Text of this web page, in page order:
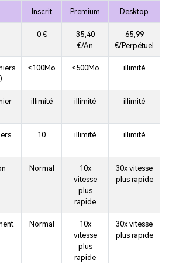
Inscrit Premium Desktop
0 €
35,40
€/An
65,99
€/Perpétuel
<100Mo <500Mo illimité
illimité illimité illimité
10 illimité illimité
Normal
10x
vitesse
plus
rapide
30x vitesse
plus rapide
Normal
10x
vitesse
plus
rapide
30x vitesse
plus rapide